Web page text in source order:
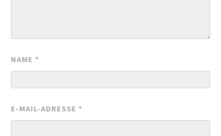
NAME *
E-MAIL-ADRESSE *